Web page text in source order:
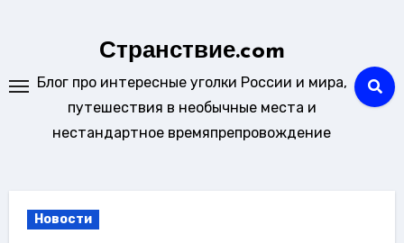
Странствие.com
Блог про интересные уголки России и мира,
путешествия в необычные места и
нестандартное времяпрепровождение
Новости